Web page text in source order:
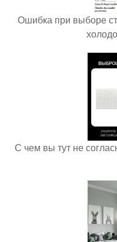
Ошибка при выборе
С чем вы тут не